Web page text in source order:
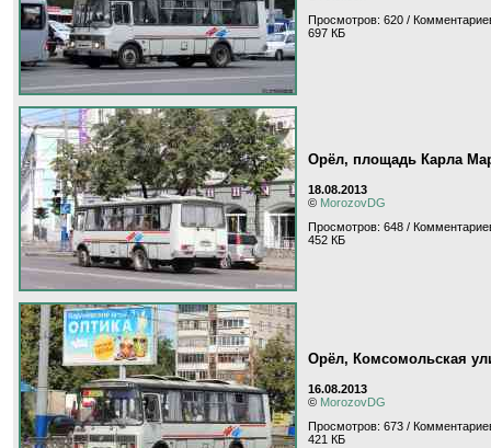
Просмотров: 620 /
697 КБ
Орёл, площадь Карла
18.08.2013
© MorozovDG
Просмотров: 648 /
452 КБ
Орёл, Комсомольская
16.08.2013
© MorozovDG
Просмотров: 673 /
421 КБ